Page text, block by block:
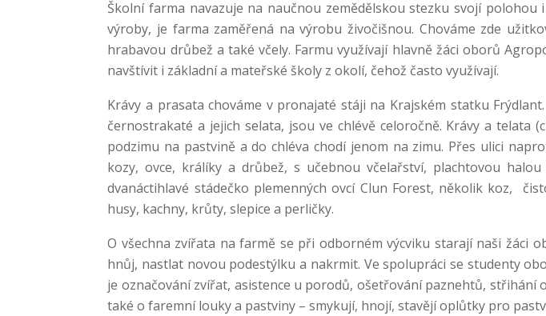
Školní farma navazuje na naučnou zemědělskou stezku svojí
výroby, je farma zaměřená na výrobu živočišnou. Chováme zde
hrabavou drůbež a také včely. Farmu využívají hlavně žáci oborů
navštívit i základní a mateřské školy z okolí, čehož často využívají.
Krávy a prasata chováme v pronajaté stáji na Krajském statku
černostrakaté a jejich selata, jsou ve chlévě celoročně. Krávy a telata
podzimu na pastvině a do chléva chodí jenom na zimu. Přes ulici
kozy, ovce, králíky a drůbež, s učebnou včelařství, plachtovou
dvanáctihlavé stádečko plemenných ovcí Clun Forest, několik koz,
husy, kachny, krůty, slepice a perličky.
O všechna zvířata na farmě se při odborném výcviku starají naši žáci
hnůj, nastlat novou podestýlku a nakrmit. Ve spolupráci se studenty
je označování zvířat, asistence u porodů, ošetřování paznehtů, střihání
také o faremní louky a pastviny – smykují, hnojí, stavějí oplůtky pro